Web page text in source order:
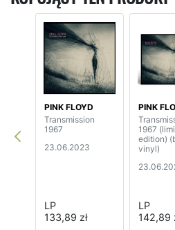
PINK FLOYD
Transmission
1967
23.06.2023
LP
133,89 zł
PINK
1967
edition)
vinyl)
LP
142,89